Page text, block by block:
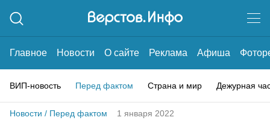
Главное Новости О сайте Реклама Афиша
ВИП-новость Перед фактом Страна и мир Дежурная
Новости / Перед фактом 1 января 2022